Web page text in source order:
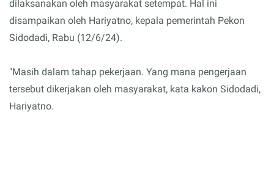
dilaksanakan oleh masyarakat setempat. Hal ini
disampaikan oleh Hariyatno, kepala pemerintah Pekon
Sidodadi, Rabu (12/6/24).
"Masih dalam tahap pekerjaan. Yang mana pengerjaan
tersebut dikerjakan oleh masyarakat, kata kakon Sidodadi,
Hariyatno.